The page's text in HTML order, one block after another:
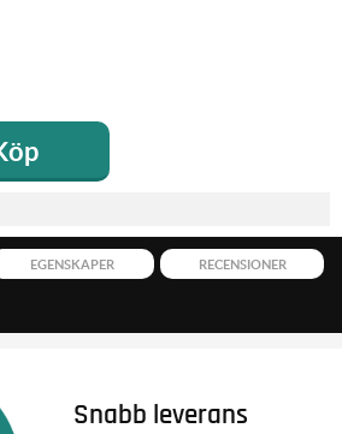
EGENSKAPER RECENSIONER
Snabb leverans